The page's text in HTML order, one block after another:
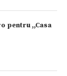
pentru ,,Casa